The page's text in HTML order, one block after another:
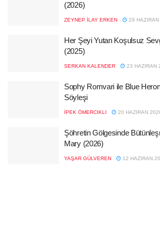
(2026)
ZEYNEP İLAY ERKEN 29
Her Şeyi Yutan Koşulsuz
(2025)
SERKAN KALENDER 23 HAZIRAN
Sophy Romvari ile Blue
Söyleşi
İPEK ÖMERCIKLI 20 HAZIRAN
Şöhretin Gölgesinde
Mary (2026)
YAŞAR GÜLVEREN 12 HAZIRAN